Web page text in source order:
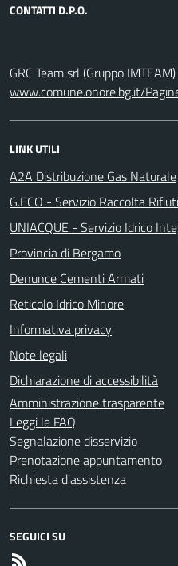
CONTATTI D.P.O.
GRC Team srl (Gruppo IMTEAM)
www.comune.onore.bg.it/
LINK UTILI
A2A Distribuzione Gas Naturale
G.ECO - Servizio Raccolta Rifiuti
UNIACQUE - Servizio Idrico
Provincia di Bergamo
Denunce Cementi Armati
Reticolo Idrico Minore
Informativa privacy
Note legali
Dichiarazione di accessibilità
Amministrazione trasparente
Leggi le FAQ
Segnalazione disservizio
Prenotazione appuntamento
Richiesta d'assistenza
SEGUICI SU